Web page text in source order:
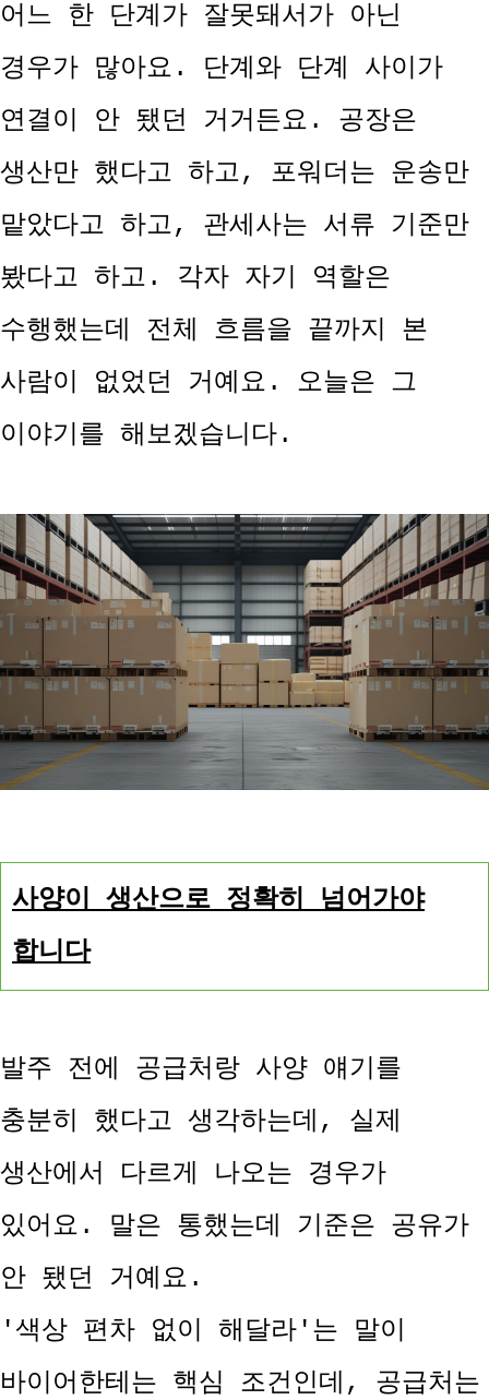
어느 한 단계가 잘못돼서가 아닌
경우가 많아요. 단계와 단계 사이가
연결이 안 됐던 거거든요. 공장은
생산만 했다고 하고, 포워더는 운송만
맡았다고 하고, 관세사는 서류 기준만
봤다고 하고. 각자 자기 역할은
수행했는데 전체 흐름을 끝까지 본
사람이 없었던 거예요. 오늘은 그
이야기를 해보겠습니다.
사양이 생산으로 정확히 넘어가야
합니다
발주 전에 공급처랑 사양 얘기를
충분히 했다고 생각하는데, 실제
생산에서 다르게 나오는 경우가
있어요. 말은 통했는데 기준은 공유가
안 됐던 거예요.
'색상 편차 없이 해달라'는 말이
바이어한테는 핵심 조건인데, 공급처는